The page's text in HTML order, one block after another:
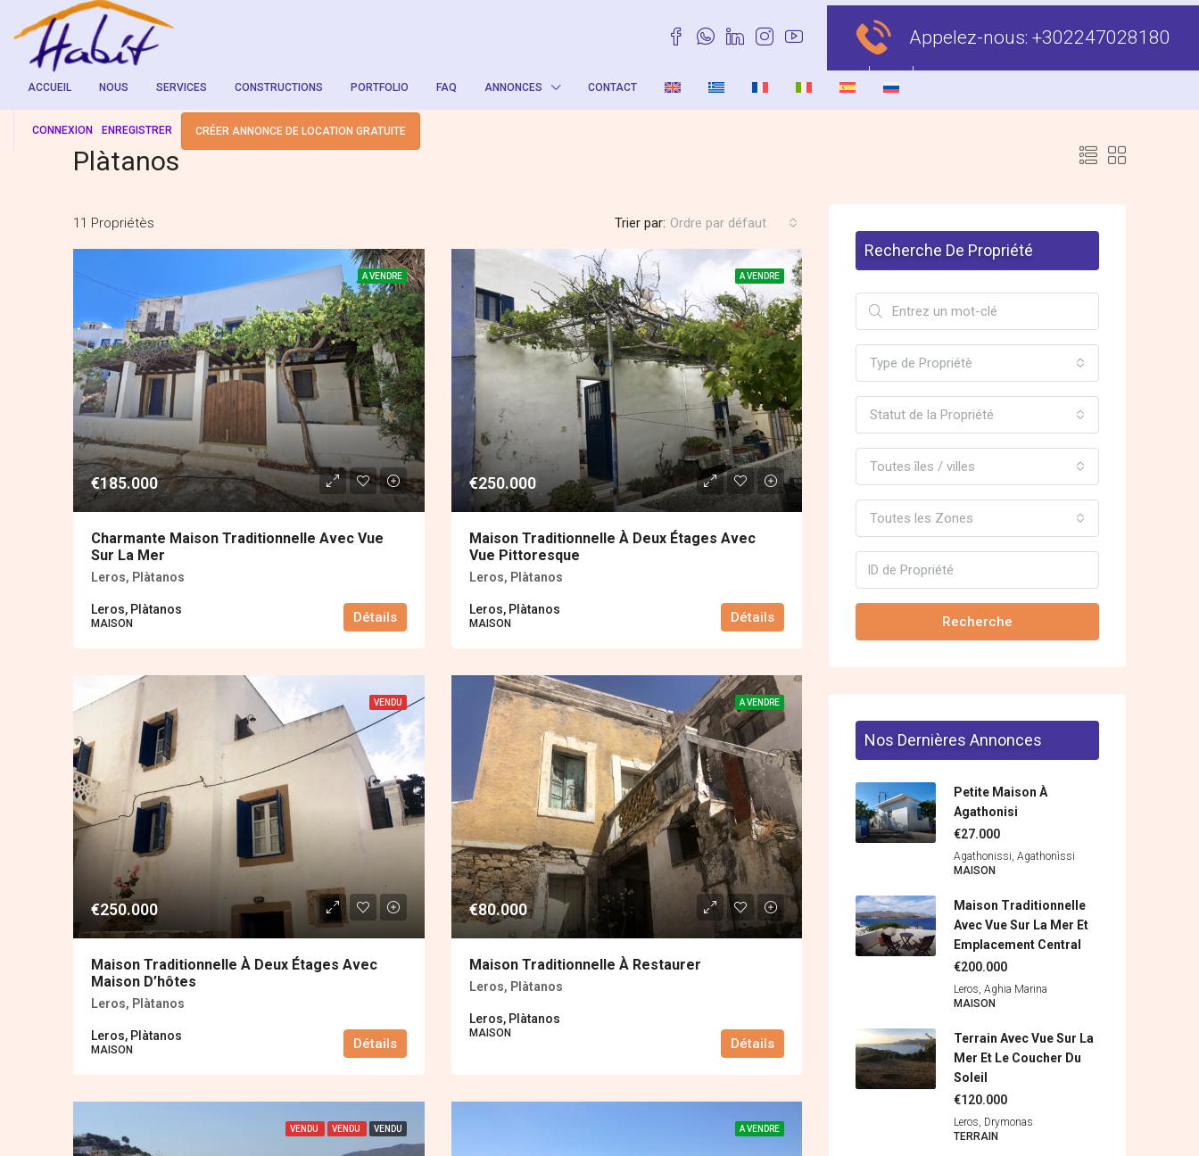
Appelez-nous: +302247028180
ACCUEIL NOUS SERVICES CONSTRUCTIONS PORTFOLIO FAQ ANNONCES CONTACT
CONNEXION ENREGISTRER CRÉER ANNONCE DE LOCATION GRATUITE
Plàtanos
11 Propriétès Trier par: Ordre par défaut
A VENDRE
€185.000
Charmante Maison Traditionnelle Avec Vue
Sur La Mer
Leros, Plàtanos
Leros, Plàtanos
MAISON Détails
A VENDRE
€250.000
Maison Traditionnelle À Deux Étages Avec
Vue Pittoresque
Leros, Plàtanos
Leros, Plàtanos
MAISON Détails
VENDU
€250.000
Maison Traditionnelle À Deux Étages Avec
Maison D’hôtes
Leros, Plàtanos
Leros, Plàtanos
MAISON Détails
A VENDRE
€80.000
Maison Traditionnelle À Restaurer
Leros, Plàtanos
Leros, Plàtanos
MAISON
Détails
VENDU VENDU VENDU A VENDRE
Recherche De Propriété
Type de Propriétè
Statut de la Propriété
Toutes îles / villes
Toutes les Zones
Recherche
Nos Dernières Annonces
Petite Maison À
Agathonisi
€27.000
Agathonissi, Agathonìssi
MAISON
Maison Traditionnelle
Avec Vue Sur La Mer Et
Emplacement Central
€200.000
Leros, Aghia Marina
MAISON
Terrain Avec Vue Sur La
Mer Et Le Coucher Du
Soleil
€120.000
Leros, Drymonas
ΤERRAIN